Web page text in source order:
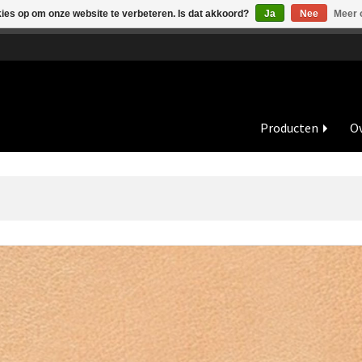
Producten
op om onze website te verbeteren. Is dat akkoord? Ja Nee Meer
vakantieperiode zijn wij in juli en augustus op dinsdag en